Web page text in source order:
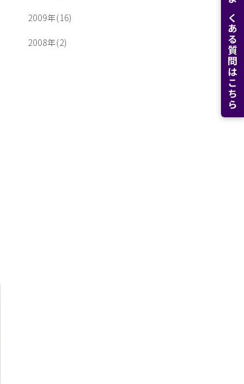
よくある質問はこちら
2009年(16)
2008年(2)